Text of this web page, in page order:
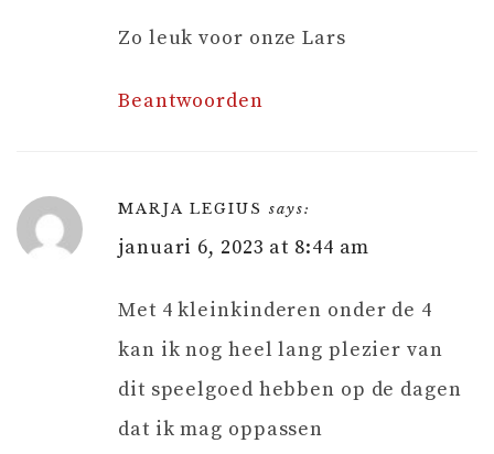
Zo leuk voor onze Lars
Beantwoorden
MARJA LEGIUS says:
januari 6, 2023 at 8:44 am
Met 4 kleinkinderen onder de 4
kan ik nog heel lang plezier van
dit speelgoed hebben op de dagen
dat ik mag oppassen